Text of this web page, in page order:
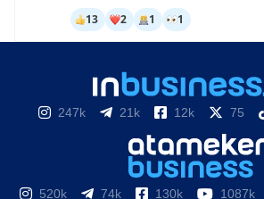
247k 21k 12k 75
520k 74k 130k 1087k